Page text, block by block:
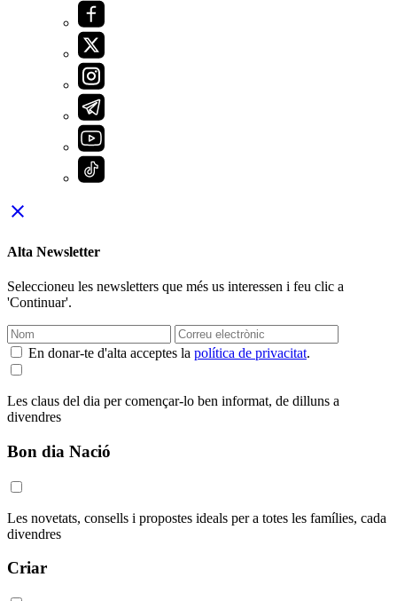
close
Alta Newsletter
Seleccioneu les newsletters que més us interessen i feu clic a
'Continuar'.
En donar-te d'alta acceptes la política de privacitat.
Les claus del dia per començar-lo ben informat, de dilluns a
divendres
Bon dia Nació
Les novetats, consells i propostes ideals per a totes les famílies, cada
divendres
Criar